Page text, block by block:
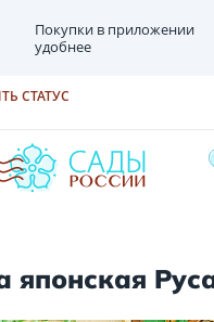
Покупки в приложении
удобнее
СТАТУС
японская